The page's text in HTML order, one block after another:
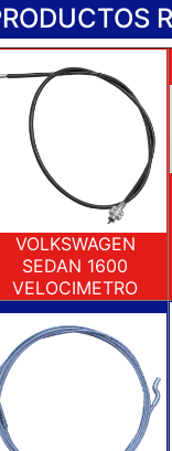
VOLKSWAGEN
SEDAN 1600
VELOCIMETRO